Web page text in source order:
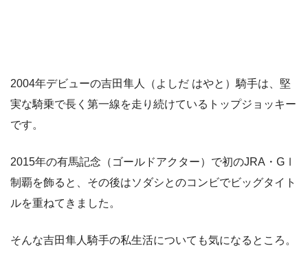
2004年デビューの吉田隼人（よしだ はやと）騎手は、堅
実な騎乗で長く第一線を走り続けているトップジョッキー
です。
2015年の有馬記念（ゴールドアクター）で初のJRA・GⅠ
制覇を飾ると、その後はソダシとのコンビでビッグタイト
ルを重ねてきました。
そんな吉田隼人騎手の私生活についても気になるところ。